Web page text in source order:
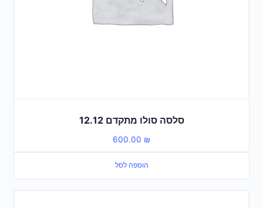
סלסה סולו מתקדם 12.12
600.00 ₪
הוספה לסל